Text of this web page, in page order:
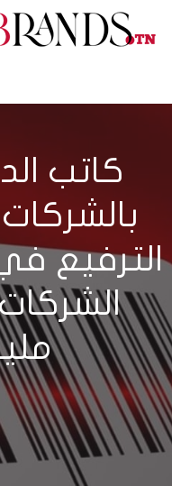
كاتب
بالشركات
الترفيع